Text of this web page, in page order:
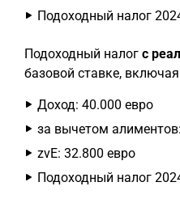
Подоходный налог
Подоходный налог с
базовой ставке,
Доход: 40.000 евро
за вычетом
zvE: 32.800 евро
Подоходный налог